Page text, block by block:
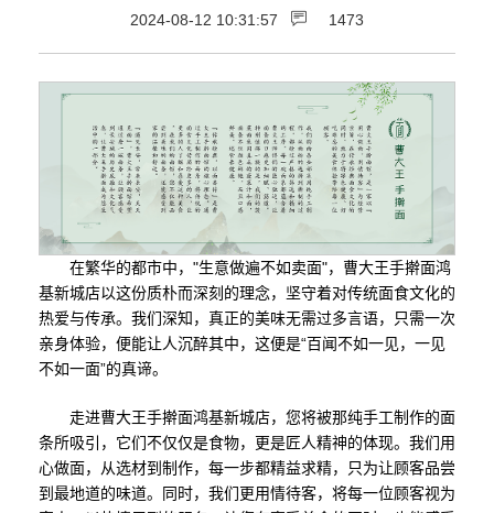
2024-08-12 10:31:57 1473
在繁华的都市中，"生意做遍不如卖面"，曹大王手擀面鸿
基新城店以这份质朴而深刻的理念，坚守着对传统面食文化的
热爱与传承。我们深知，真正的美味无需过多言语，只需一次
亲身体验，便能让人沉醉其中，这便是“百闻不如一见，一见
不如一面”的真谛。
走进曹大王手擀面鸿基新城店，您将被那纯手工制作的面
条所吸引，它们不仅仅是食物，更是匠人精神的体现。我们用
心做面，从选材到制作，每一步都精益求精，只为让顾客品尝
到最地道的味道。同时，我们更用情待客，将每一位顾客视为